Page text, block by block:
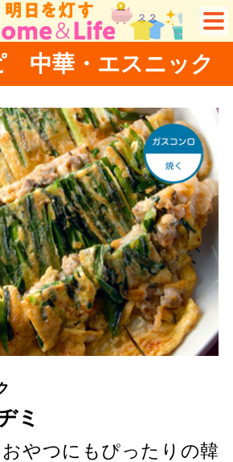
中華・エスニック
ミ
やつにもぴったりの韓